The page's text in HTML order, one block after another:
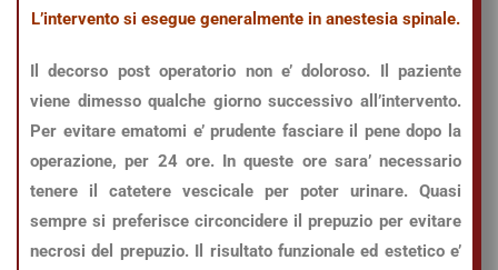
L’intervento si esegue generalmente in anestesia spinale.
Il decorso post operatorio non e’ doloroso. Il paziente
viene dimesso qualche giorno successivo all’intervento.
Per evitare ematomi e’ prudente fasciare il pene dopo la
operazione, per 24 ore. In queste ore sara’ necessario
tenere il catetere vescicale per poter urinare. Quasi
sempre si preferisce circoncidere il prepuzio per evitare
necrosi del prepuzio. Il risultato funzionale ed estetico e’